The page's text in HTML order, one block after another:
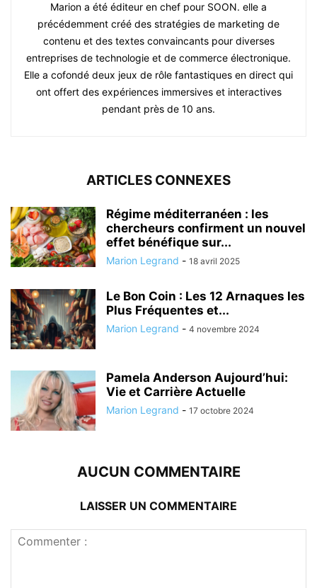
Marion a été éditeur en chef pour SOON. elle a
précédemment créé des stratégies de marketing de
contenu et des textes convaincants pour diverses
entreprises de technologie et de commerce électronique.
Elle a cofondé deux jeux de rôle fantastiques en direct qui
ont offert des expériences immersives et interactives
pendant près de 10 ans.
ARTICLES CONNEXES
Régime méditerranéen : les
chercheurs confirment un nouvel
effet bénéfique sur...
Marion Legrand - 18 avril 2025
Le Bon Coin : Les 12 Arnaques les
Plus Fréquentes et...
Marion Legrand - 4 novembre 2024
Pamela Anderson Aujourd’hui:
Vie et Carrière Actuelle
Marion Legrand - 17 octobre 2024
AUCUN COMMENTAIRE
LAISSER UN COMMENTAIRE